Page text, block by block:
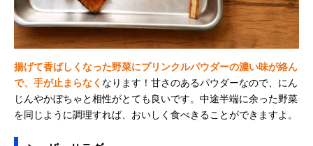
揚げて香ばしくなった野菜にプリンクルパウダーの濃い味が絡ん
で、手が止まらなく なります！甘さのあるパウダーなので、にん
じんやかぼちゃと相性がとても良いです。中途半端に余った野菜
を同じように調理すれば、おいしく食べきることができますよ。